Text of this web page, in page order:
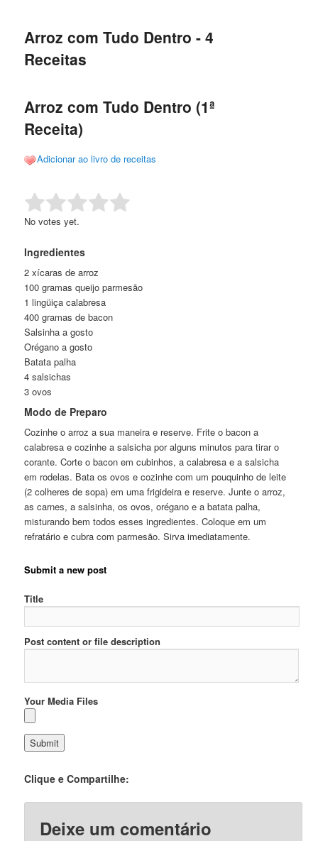
conteúdo
conteúdo
Arroz com Tudo Dentro - 4
Receitas
Arroz com Tudo Dentro (1ª
Receita)
Adicionar ao livro de receitas
Rate this item: Submit Rating
No votes yet.
Ingredientes
2 xícaras de arroz
100 gramas queijo parmesão
1 lingüiça calabresa
400 gramas de bacon
Salsinha a gosto
Orégano a gosto
Batata palha
4 salsichas
3 ovos
Modo de Preparo
Cozinhe o arroz a sua maneira e reserve. Frite o bacon a
calabresa e cozinhe a salsicha por alguns minutos para tirar o
corante. Corte o bacon em cubinhos, a calabresa e a salsicha
em rodelas. Bata os ovos e cozinhe com um pouquinho de leite
(2 colheres de sopa) em uma frigideira e reserve. Junte o arroz,
as carnes, a salsinha, os ovos, orégano e a batata palha,
misturando bem todos esses ingredientes. Coloque em um
refratário e cubra com parmesão. Sirva imediatamente.
Submit a new post
Title
Post content or file description
Your Media Files
Clique e Compartilhe:
Deixe um comentário